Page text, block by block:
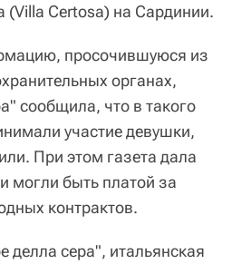
(Villa Certosa) на Сардинии.
просочившуюся из
органах,
сообщила, что в такого
участие девушки,
При этом газета дала
могли быть платой за
контрактов.
сера", итальянская